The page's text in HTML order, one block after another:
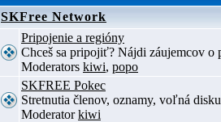
SKFree Network
Pripojenie a regióny
Chceš sa pripojiť? Nájdi záujemcov o
Moderators kiwi, popo
SKFREE Pokec
Stretnutia členov, oznamy, voľná
Moderatorkiwi